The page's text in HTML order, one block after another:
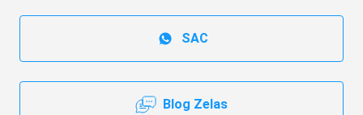
SAC
Blog Zelas